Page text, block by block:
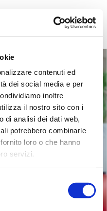
contenuti ed
dei social media e per
inoltre
il nostro sito con i
di analisi dei dati web,
potrebbero combinarle
loro o che hanno
servizi.
Antica
1983